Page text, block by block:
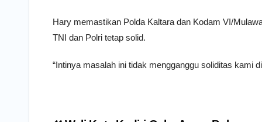
Hary memastikan Polda Kaltara dan Kodam VI/
TNI dan Polri tetap solid.
“Intinya masalah ini tidak mengganggu soliditas kami